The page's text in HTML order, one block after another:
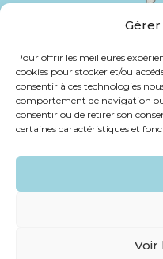
Pour offrir les meilleures
cookies pour stocker et/ou
consentir à ces technologies
comportement de navigation ou
consentir ou de retirer son
certaines caractéristiques et
Voir
© 2026 Septieme